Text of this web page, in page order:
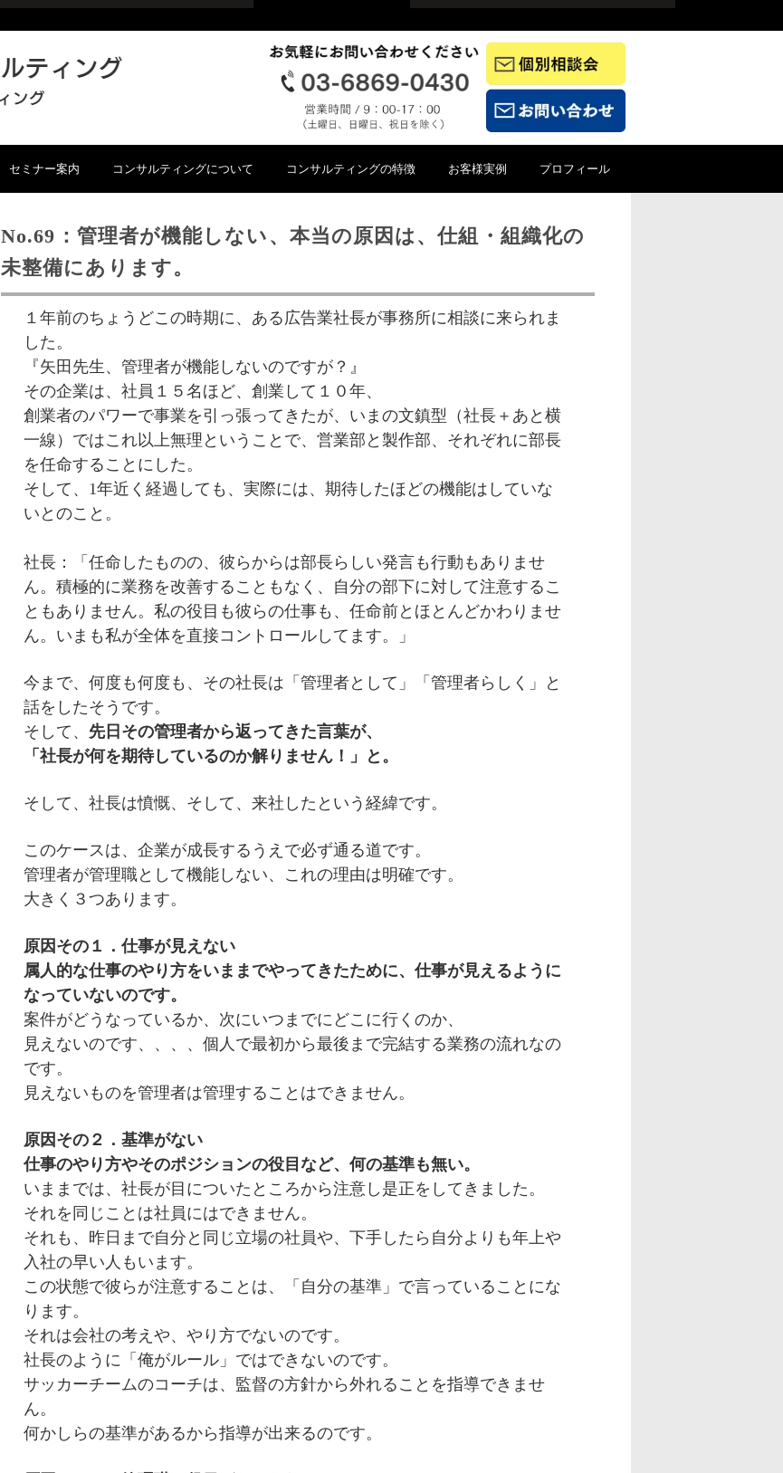
セミナー案内 コンサルティングについて コンサルティングの特徴 お客様実例 プロフィール
No.69：管理者が機能しない、本当の原因は、仕組・組織化の
未整備にあります。
１年前のちょうどこの時期に、ある広告業社長が事務所に相談に来られま
した。
『矢田先生、管理者が機能しないのですが？』
その企業は、社員１５名ほど、創業して１０年、
創業者のパワーで事業を引っ張ってきたが、いまの文鎮型（社長＋あと横
一線）ではこれ以上無理ということで、営業部と製作部、それぞれに部長
を任命することにした。
そして、1年近く経過しても、実際には、期待したほどの機能はしていな
いとのこと。
社長：「任命したものの、彼らからは部長らしい発言も行動もありませ
ん。積極的に業務を改善することもなく、自分の部下に対して注意するこ
ともありません。私の役目も彼らの仕事も、任命前とほとんどかわりませ
ん。いまも私が全体を直接コントロールしてます。」
今まで、何度も何度も、その社長は「管理者として」「管理者らしく」と
話をしたそうです。
そして、 先日その管理者から返ってきた言葉が、
「社長が何を期待しているのか解りません！」と。
そして、社長は憤慨、そして、来社したという経緯です。
このケースは、企業が成長するうえで必ず通る道です。
管理者が管理職として機能しない、 これの理由は明確です。
大きく３つあります。
原因その１．仕事が見えない
属人的な仕事のやり方をいままでやってきたために、仕事が見えるように
なっていないのです。
案件がどうなっているか、次にいつまでにどこに行くのか、
見えないのです、、、、個人で最初から最後まで完結する業務の流れなの
です。
見えないものを管理者は管理することはできません。
原因その２．基準がない
仕事のやり方やそのポジションの役目など、何の基準も無い。
いままでは、社長が目についたところから注意し是正をしてきました。
それを同じことは社員にはできません。
それも、昨日まで自分と同じ立場の社員や、下手したら自分よりも年上や
入社の早い人もいます。
この状態で彼らが注意することは、「自分の基準」で言っていることにな
ります。
それは会社の考えや、やり方でないのです。
社長のように「俺がルール」ではできないのです。
サッカーチームのコーチは、監督の方針から外れることを指導できませ
ん。
何かしらの基準があるから指導が出来るのです。